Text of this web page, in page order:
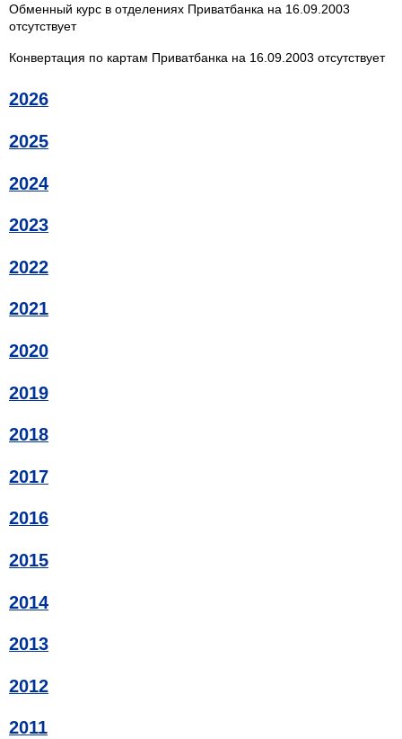
Обменный курс в отделениях Приватбанка на 16.09.2003
отсутствует
Конвертация по картам Приватбанка на 16.09.2003 отсутствует
2026
2025
2024
2023
2022
2021
2020
2019
2018
2017
2016
2015
2014
2013
2012
2011